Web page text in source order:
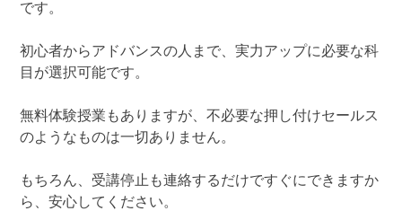
です。
初心者からアドバンスの人まで、実力アップに必要な科
目が選択可能です。
無料体験授業もありますが、不必要な押し付けセールス
のようなものは一切ありません。
もちろん、受講停止も連絡するだけですぐにできますか
ら、安心してください。